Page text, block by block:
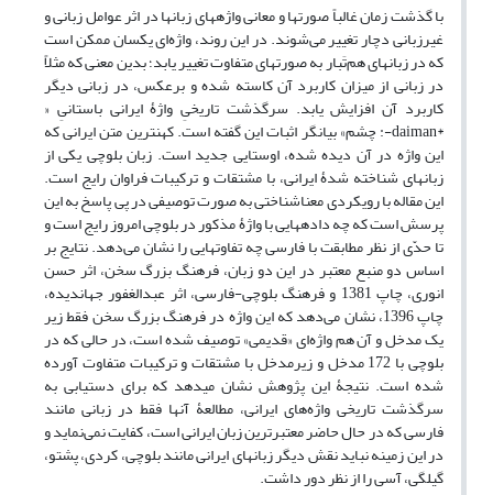
با گذشت زمان غالباً صورتها و معانی واژههای زبانها در اثر عوامل زبانی و
غیرزبانی دچار تغییر می‌شوند. در این روند، واژه‌ای یکسان ممکن است
که در زبانهای هم‌تَبار به صورتهای متفاوت تغییر یابد؛ بدین معنی که مثلاً
در زبانی از میزان کاربرد آن کاسته شده و برعکس، در زبانی دیگر
کاربرد آن افزایش یابد. سرگذشت تاریخیِ واژۀ ایرانی باستانیِ «
*daiman-: چشم» بیانگر اثبات این گفته است. کهنترین متن ایرانی که
این واژه در آن دیده شده، اوستایی جدید است. زبان بلوچی یکی از
زبانهای شناخته شدۀ ایرانی، با مشتقات و ترکیبات فراوان رایج است.
این مقاله با رویکردی معناشناختی به صورت توصیفی در پی پاسخ به این
پرسش است که چه دادههایی با واژۀ مذکور در بلوچی امروز رایج است و
تا حدّی از نظر مطابقت با فارسی چه تفاوتهایی را نشان می‌دهد. نتایج بر
اساس دو منبع معتبر در این دو زبان، فرهنگ بزرگ سخن، اثر حسن
انوری، چاپ 1381 و فرهنگ بلوچی-فارسی، اثر عبدالغفور جهاندیده،
چاپ 1396، نشان می‌دهد که این واژه در فرهنگ بزرگ سخن فقط زیر
یک مدخل و آن هم واژه‌ای «قدیمی» توصیف شده است، در حالی که در
بلوچی با 172 مدخل و زیرمدخل با مشتقات و ترکیبات متفاوت آورده
شده است. نتیجۀ این پژوهش نشان میدهد که برای دستیابی به
سرگذشت تاریخی واژه‌های ایرانی، مطالعۀ آنها فقط در زبانی مانند
فارسی که در حال حاضر معتبرترین زبان ایرانی است، کفایت نمی‌نماید و
در این زمینه نباید نقش دیگر زبانهای ایرانی مانند بلوچی، کردی، پشتو،
گیلگی، آسی را از نظر دور داشت.